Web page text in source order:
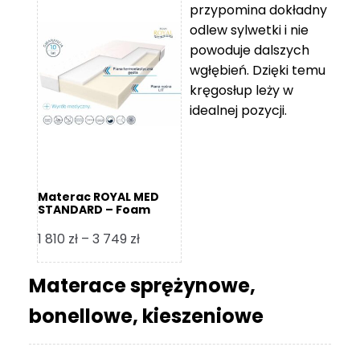
119 zł
do
11
670 zł
Materac ROYAL MED
STANDARD – Foam
1 810 zł – 3 749 złZakres
cen:
od
1
810 zł
przypomina dokładny
odlew sylwetki i nie
powoduje dalszych
wgłębień. Dzięki temu
kręgosłup leży w
idealnej pozycji.
Materace sprężynowe,
bonellowe, kieszeniowe